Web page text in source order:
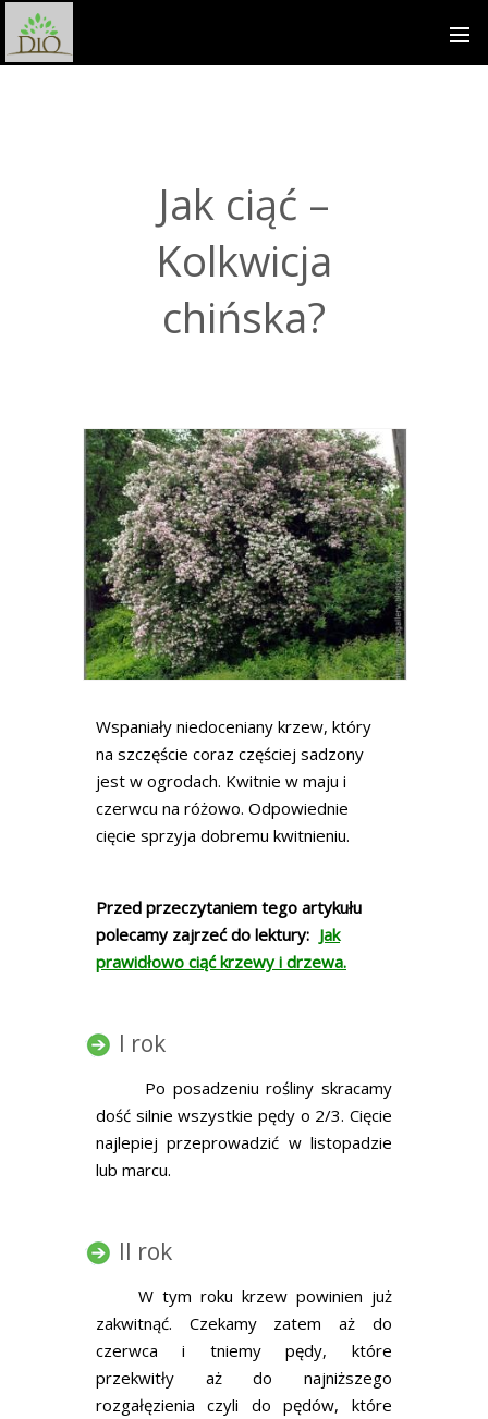
Jak ciąć –
Kolkwicja
chińska?
Wspaniały niedoceniany krzew, który
na szczęście coraz częściej sadzony
jest w ogrodach. Kwitnie w maju i
czerwcu na różowo. Odpowiednie
cięcie sprzyja dobremu kwitnieniu.
Przed przeczytaniem tego artykułu
polecamy zajrzeć do lektury: Jak
prawidłowo ciąć krzewy i drzewa.
I rok
Po posadzeniu rośliny skracamy
dość silnie wszystkie pędy o 2/3. Cięcie
najlepiej przeprowadzić w listopadzie
lub marcu.
II rok
W tym roku krzew powinien już
zakwitnąć. Czekamy zatem aż do
czerwca i tniemy pędy, które
przekwitły aż do najniższego
rozgałęzienia czyli do pędów, które